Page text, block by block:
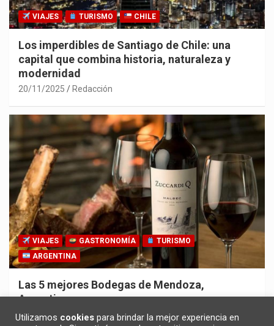
VIAJES TURISMO CHILE
Los imperdibles de Santiago de Chile: una
capital que combina historia, naturaleza y
modernidad
20/11/2025 Redacción
VIAJES GASTRONOMÍA
TURISMO
ARGENTINA
Las 5 mejores Bodegas de Mendoza,
Argentina
30/10/2025 Redacción
Utilizamos cookies para brindar la mejor experiencia en